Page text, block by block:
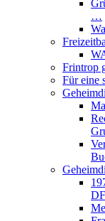
…
Frintrop
Für eine